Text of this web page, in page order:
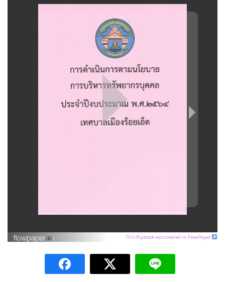
This flipbook was created in FlowPaper